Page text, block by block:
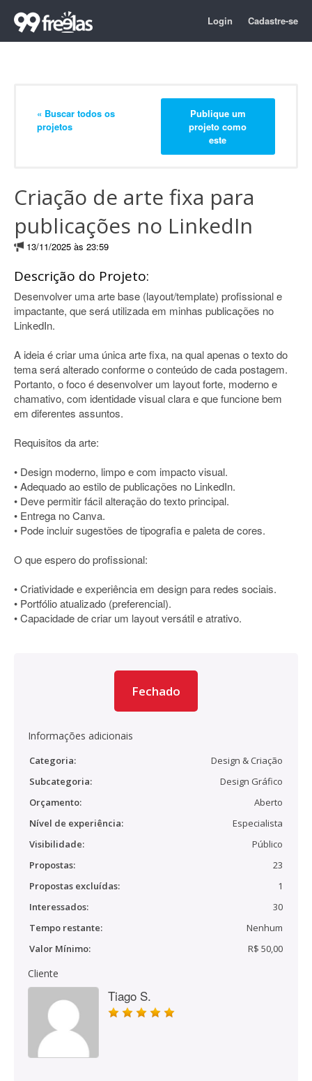
Login Cadastre-se
« Buscar todos os
projetos
Publique um
projeto como
este
Criação de arte fixa para
publicações no LinkedIn
13/11/2025 às 23:59
Descrição do Projeto:
Desenvolver uma arte base (layout/template) profissional e
impactante, que será utilizada em minhas publicações no
LinkedIn.
A ideia é criar uma única arte fixa, na qual apenas o texto do
tema será alterado conforme o conteúdo de cada postagem.
Portanto, o foco é desenvolver um layout forte, moderno e
chamativo, com identidade visual clara e que funcione bem
em diferentes assuntos.
Requisitos da arte:
• Design moderno, limpo e com impacto visual.
• Adequado ao estilo de publicações no LinkedIn.
• Deve permitir fácil alteração do texto principal.
• Entrega no Canva.
• Pode incluir sugestões de tipografia e paleta de cores.
O que espero do profissional:
• Criatividade e experiência em design para redes sociais.
• Portfólio atualizado (preferencial).
• Capacidade de criar um layout versátil e atrativo.
Fechado
Informações adicionais
Categoria:
Design & Criação
Subcategoria:
Design Gráfico
Orçamento:
Aberto
Nível de experiência:
Especialista
Visibilidade:
Público
Propostas:
23
Propostas excluídas:
1
Interessados:
30
Tempo restante:
Nenhum
Valor Mínimo:
R$ 50,00
Cliente
Tiago S.